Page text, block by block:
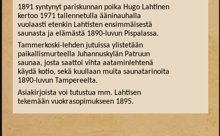
1891 syntynyt pariskunnan poika Hugo Lahtinen
kertoo 1971 tallennetulla ääninauhalla
vuolaasti etenkin Lahtisten ensimmäisestä
saunasta ja elämästä 1890-luvun Pispalassa.
Tammerkoski-lehden jutuissa ylistetään
paikallismurteella Juhannuskylän Patruun
saunaa, josta saattoi vihta aataminlehtenä
käydä kotio, sekä kuullaan muita saunatarinoita
1890-luvun Tampereelta.
Asiakirjoista voi tutustua mm. Lahtisen
tekemään vuokrasopimukseen 1895.